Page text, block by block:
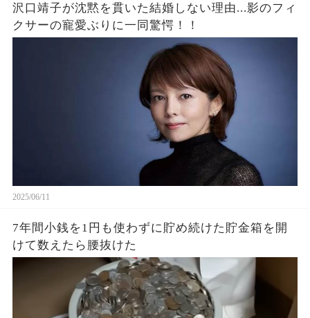
沢口靖子が沈黙を貫いた結婚しない理由...影のフィ
クサーの寵愛ぶりに一同驚愕！！
2025/06/11
7年間小銭を1円も使わずに貯め続けた貯金箱を開
けて数えたら腰抜けた